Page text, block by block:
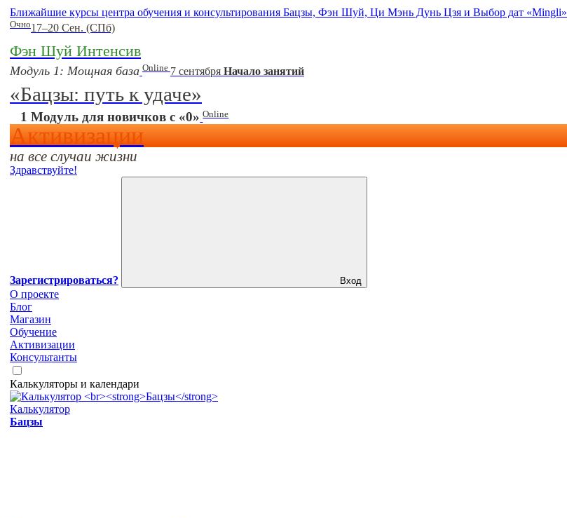
Ближайшие курсы центра обучения и консультирования Бацзы, Фэн Шуй, Ци Мэнь Дунь Цзя и Выбор дат «Mingli»
Очно17–20 Сен. (СПб)
Фэн Шуй Интенсив
Модуль 1: Мощная база Online 7 сентября Начало занятий
«Бацзы: путь к удаче»
1 Модуль для новичков с «0» Online
Активизации
на все случаи жизни
Здравствуйте!
Зарегистрироваться? Вход
О проекте
Блог
Магазин
Обучение
Активизации
Консультанты
Калькуляторы и календари
Калькулятор
Бацзы